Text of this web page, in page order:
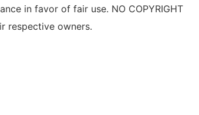
in favor of fair use. NO COPYRIGHT
respective owners.